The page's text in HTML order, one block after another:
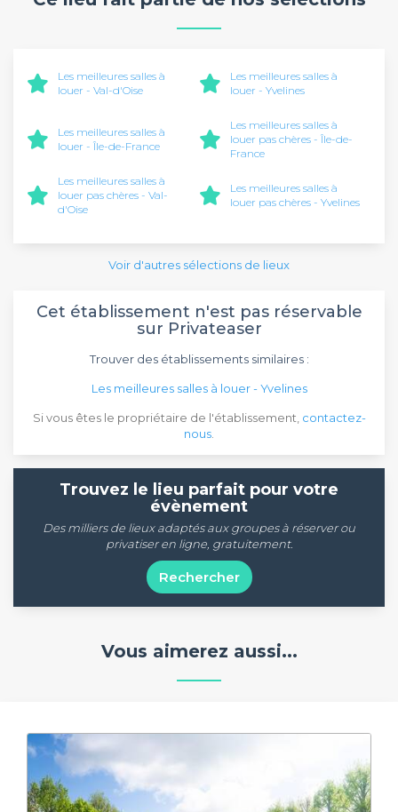
Les meilleures salles à
louer - Val-d'Oise
Les meilleures salles à
louer - Yvelines
Les meilleures salles à
louer - Île-de-France
Les meilleures salles à
louer pas chères - Île-de-
France
Les meilleures salles à
louer pas chères - Val-
d'Oise
Les meilleures salles à
louer pas chères - Yvelines
Voir d'autres sélections de lieux
Cet établissement n'est pas réservable
sur Privateaser
Trouver des établissements similaires :
Les meilleures salles à louer - Yvelines
Si vous êtes le propriétaire de l'établissement, contactez-
nous
Trouvez le lieu parfait pour votre
évènement
Des milliers de lieux adaptés aux groupes à réserver ou
privatiser en ligne, gratuitement.
Rechercher
Vous aimerez aussi...